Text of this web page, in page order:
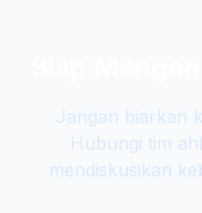
Jangan biarkan
Hubungi tim
mendiskusikan